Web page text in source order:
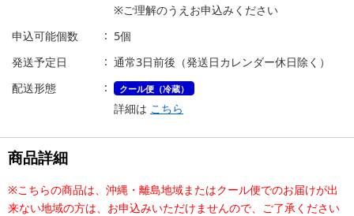
※ご理解のうえお申込みください
申込可能個数
5個
発送予定日
通常3日前後（発送日カレンダー休日除く）
配送形態
クール便（冷蔵）
詳細は こちら
商品詳細
※こちらの商品は、沖縄・離島地域またはクール便でのお届けが出
来ない地域の方は、お申込みいただけませんので、ご了承ください